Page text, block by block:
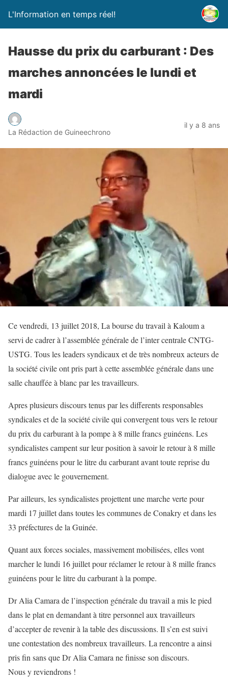
L'Information en temps réel!
Hausse du prix du carburant : Des
marches annoncées le lundi et
mardi
La Rédaction de Guineechrono
il y a 8 ans
Ce vendredi, 13 juillet 2018, La bourse du travail à Kaloum a
servi de cadrer à l’assemblée générale de l’inter centrale CNTG-
USTG. Tous les leaders syndicaux et de très nombreux acteurs de
la société civile ont pris part à cette assemblée générale dans une
salle chauffée à blanc par les travailleurs.
Apres plusieurs discours tenus par les differents responsables
syndicales et de la société civile qui convergent tous vers le retour
du prix du carburant à la pompe à 8 mille francs guinéens. Les
syndicalistes campent sur leur position à savoir le retour à 8 mille
francs guinéens pour le litre du carburant avant toute reprise du
dialogue avec le gouvernement.
Par ailleurs, les syndicalistes projettent une marche verte pour
mardi 17 juillet dans toutes les communes de Conakry et dans les
33 préfectures de la Guinée.
Quant aux forces sociales, massivement mobilisées, elles vont
marcher le lundi 16 juillet pour réclamer le retour à 8 mille francs
guinéens pour le litre du carburant à la pompe.
Dr Alia Camara de l’inspection générale du travail a mis le pied
dans le plat en demandant à titre personnel aux travailleurs
d’accepter de revenir à la table des discussions. Il s’en est suivi
une contestation des nombreux travailleurs. La rencontre a ainsi
pris fin sans que Dr Alia Camara ne finisse son discours.
Nous y reviendrons !